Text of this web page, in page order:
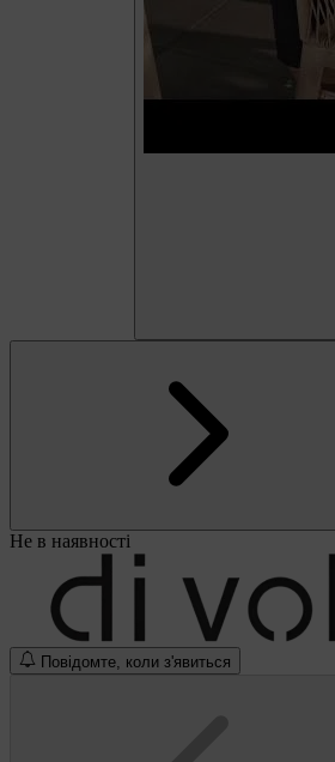
Не в наявності
Повідомте, коли з'явиться